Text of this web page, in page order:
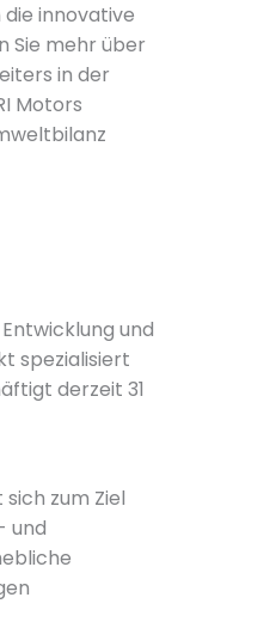
innovative
Sie mehr über
in der
Motors
und
spezialisiert
derzeit 31
zum Ziel
und